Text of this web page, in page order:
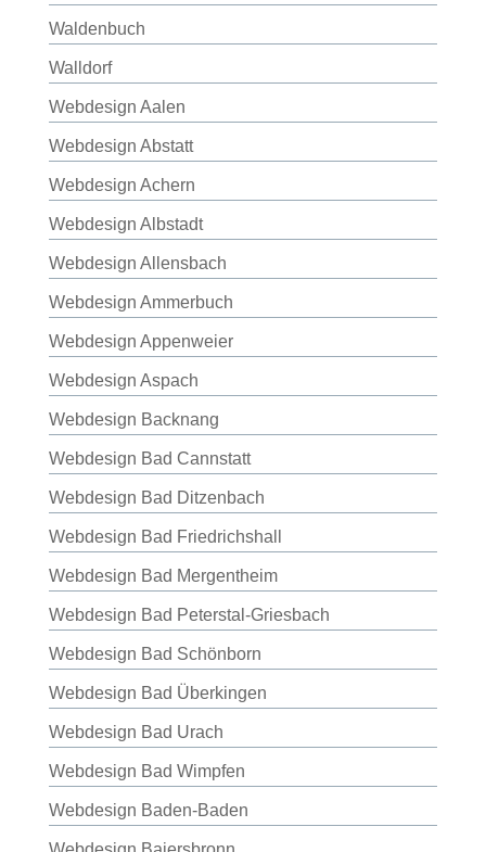
Waldenbuch
Walldorf
Webdesign Aalen
Webdesign Abstatt
Webdesign Achern
Webdesign Albstadt
Webdesign Allensbach
Webdesign Ammerbuch
Webdesign Appenweier
Webdesign Aspach
Webdesign Backnang
Webdesign Bad Cannstatt
Webdesign Bad Ditzenbach
Webdesign Bad Friedrichshall
Webdesign Bad Mergentheim
Webdesign Bad Peterstal-Griesbach
Webdesign Bad Schönborn
Webdesign Bad Überkingen
Webdesign Bad Urach
Webdesign Bad Wimpfen
Webdesign Baden-Baden